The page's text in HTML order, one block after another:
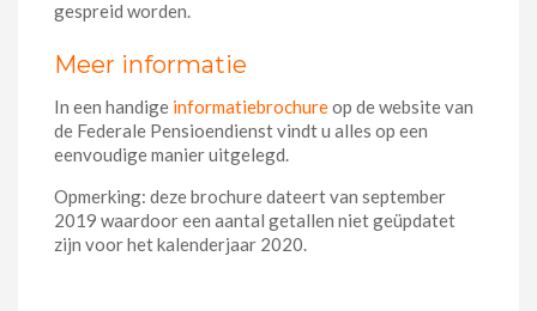
gespreid worden.
Meer informatie
In een handige informatiebrochureop de website van
de Federale Pensioendienst vindt u alles op een
eenvoudige manier uitgelegd.
Opmerking: deze brochure dateert van september
2019 waardoor een aantal getallen niet geüpdatet
zijn voor het kalenderjaar 2020.